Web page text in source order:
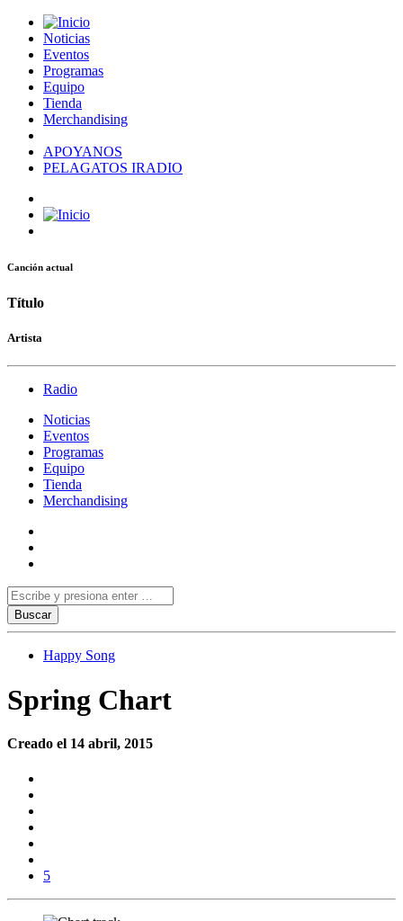
Noticias
Eventos
Programas
Equipo
Tienda
Merchandising
APOYANOS
PELAGATOS IRADIO
Canción actual
Título
Artista
Radio
Noticias
Eventos
Programas
Equipo
Tienda
Merchandising
Happy Song
Spring Chart
Creado el 14 abril, 2015
5